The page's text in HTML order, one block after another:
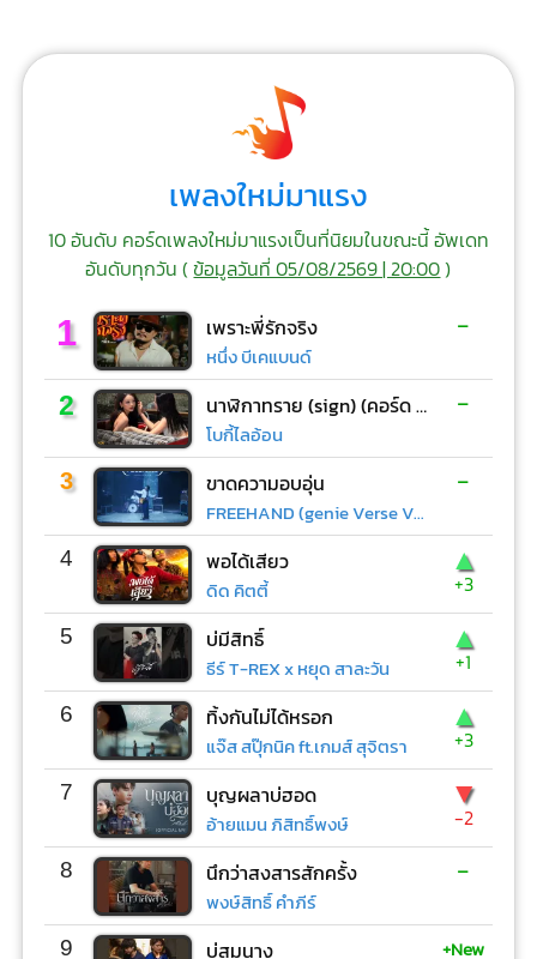
เพลงใหม่มาแรง
10 อันดับ คอร์ดเพลงใหม่มาแรงเป็นที่นิยมในขณะนี้ อัพเดท
อันดับทุกวัน (ข้อมูลวันที่ 05/08/2569 | 20:00)
1 เพราะพี่รักจริง
หนึ่ง บีเคแบนด์
-
2 นาฬิกาทราย (sign) (คอร์ด ง่ายๆ)
โบกี้ไลอ้อน
-
3 ขาดความอบอุ่น
FREEHAND (genie Verse Vol.1)
-
4 พอได้เสียว
ดิด คิตตี้
▲
+3
5 บ่มีสิทธิ์
ธีร์ T-REX x หยุด สาละวัน
▲
+1
6 ทิ้งกันไม่ได้หรอก
แจ๊ส สปุ๊กนิค ft.เกมส์ สุจิตรา
▲
+3
7 บุญผลาบ่ฮอด
อ้ายแมน ภิสิทธิ์พงษ์
▼
-2
8 นึกว่าสงสารสักครั้ง
พงษ์สิทธิ์ คำภีร์
-
9 บ่สมนาง +New